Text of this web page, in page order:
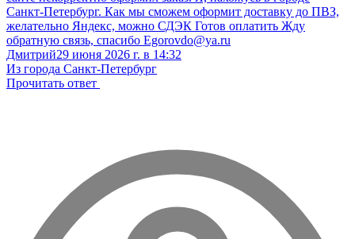
Санкт-Петербург. Как мы сможем оформит доставку до ПВЗ,
желательно Яндекс, можно СДЭК Готов оплатить Жду
обратную связь, спасибо Egorovdo@ya.ru
Дмитрий29 июня 2026 г. в 14:32
Из города Санкт-Петербург
Прочитать ответ